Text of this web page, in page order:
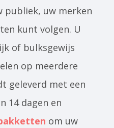
publiek, uw merken
kunt volgen. U
of bulksgewijs
op meerdere
geleverd met een
14 dagen en
om uw